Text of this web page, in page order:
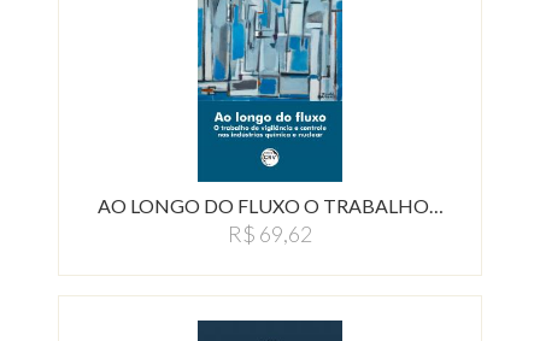
AO LONGO DO FLUXO O TRABALHO…
R$ 69,62